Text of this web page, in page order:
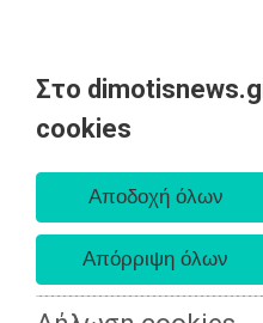
Στο
cookies